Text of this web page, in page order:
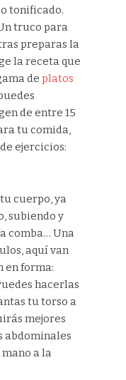
tonificado.
truco para
preparas la
la receta que
de platos
de entre 15
tu comida,
ejercicios:
cuerpo, ya
subiendo y
comba… Una
aquí van
en forma:
hacerlas
tu torso a
mejores
abdominales
a la